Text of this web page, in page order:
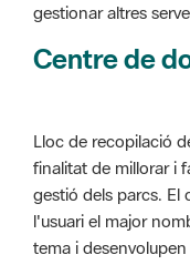
gestionar altres
Centre de
Lloc de recopilació
finalitat de millorar i
gestió dels parcs.
l'usuari el major
tema i